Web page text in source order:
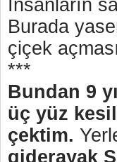
İnsanların
Burada
çiçek
***
Bundan 9
üç yüz
çektim.
giderayak